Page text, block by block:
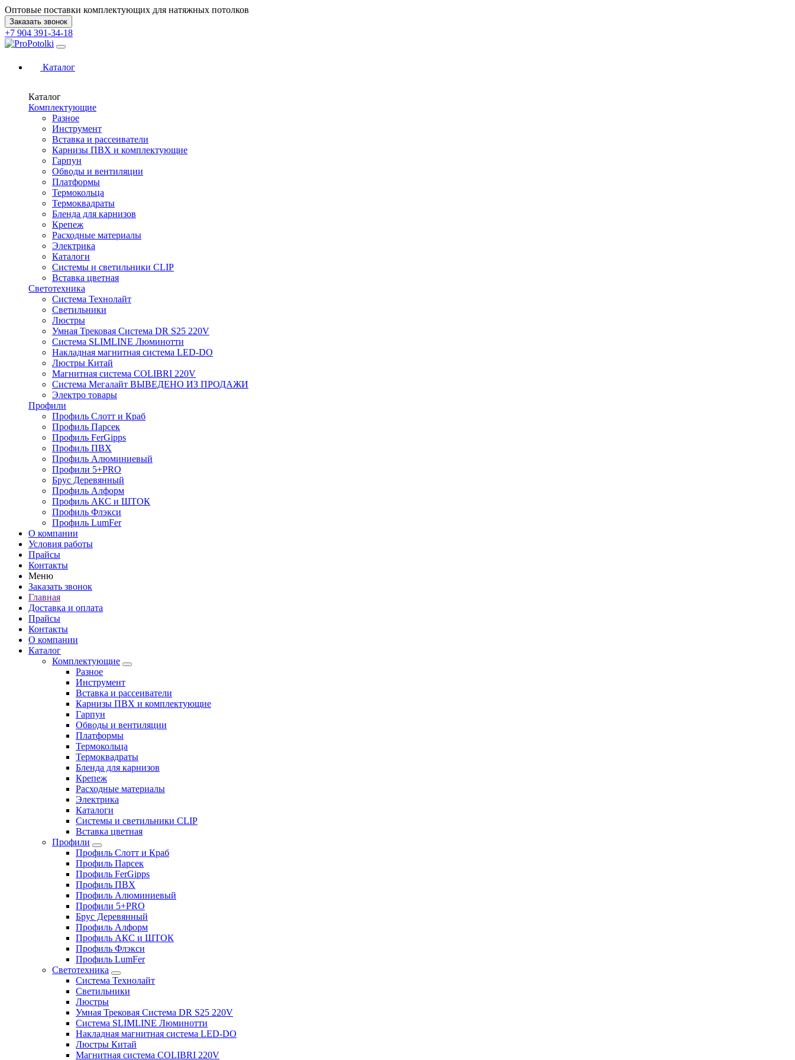
Оптовые поставки комплектующих для натяжных потолков
Заказать звонок
+7 904 391-34-18
Каталог
Каталог
Комплектующие
Разное
Инструмент
Вставка и рассеиватели
Карнизы ПВХ и комплектующие
Гарпун
Обводы и вентиляции
Платформы
Термокольца
Термоквадраты
Бленда для карнизов
Крепеж
Расходные материалы
Электрика
Каталоги
Системы и светильники CLIP
Вставка цветная
Светотехника
Система Технолайт
Светильники
Люстры
Умная Трековая Система DR S25 220V
Система SLIMLINE Люминотти
Накладная магнитная система LED-DO
Люстры Китай
Магнитная система COLIBRI 220V
Система Мегалайт ВЫВЕДЕНО ИЗ ПРОДАЖИ
Электро товары
Профили
Профиль Слотт и Краб
Профиль Парсек
Профиль FerGipps
Профиль ПВХ
Профиль Алюминиевый
Профили 5+PRO
Брус Деревянный
Профиль Алформ
Профиль АКС и ШТОК
Профиль Флэкси
Профиль LumFer
О компании
Условия работы
Прайсы
Контакты
Меню
Заказать звонок
Главная
Доставка и оплата
Прайсы
Контакты
О компании
Каталог
Комплектующие
Разное
Инструмент
Вставка и рассеиватели
Карнизы ПВХ и комплектующие
Гарпун
Обводы и вентиляции
Платформы
Термокольца
Термоквадраты
Бленда для карнизов
Крепеж
Расходные материалы
Электрика
Каталоги
Системы и светильники CLIP
Вставка цветная
Профили
Профиль Слотт и Краб
Профиль Парсек
Профиль FerGipps
Профиль ПВХ
Профиль Алюминиевый
Профили 5+PRO
Брус Деревянный
Профиль Алформ
Профиль АКС и ШТОК
Профиль Флэкси
Профиль LumFer
Светотехника
Система Технолайт
Светильники
Люстры
Умная Трековая Система DR S25 220V
Система SLIMLINE Люминотти
Накладная магнитная система LED-DO
Люстры Китай
Магнитная система COLIBRI 220V